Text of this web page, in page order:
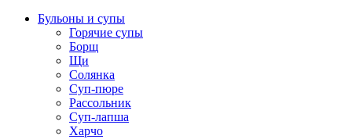
Бульоны и супы
Горячие супы
Борщ
Щи
Солянка
Суп-пюре
Рассольник
Суп-лапша
Харчо